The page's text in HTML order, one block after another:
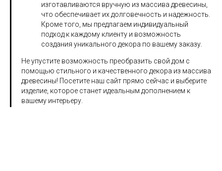
изготавливаются вручную из массива древесины,
что обеспечивает их долговечность и надежность.
Кроме того, мы предлагаем индивидуальный
подход к каждому клиенту и возможность
создания уникального декора по вашему заказу.
Не упустите возможность преобразить свой дом с
помощью стильного и качественного декора из массива
древесины! Посетите наш сайт прямо сейчас и выберите
изделие, которое станет идеальным дополнением к
вашему интерьеру.